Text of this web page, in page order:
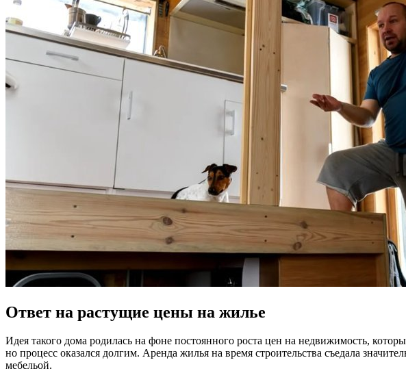
Ответ на растущие цены на жилье
Идея такого дома родилась на фоне постоянного роста цен на недвижимость,
но процесс оказался долгим. Аренда жилья на время строительства съедала
мебельой.